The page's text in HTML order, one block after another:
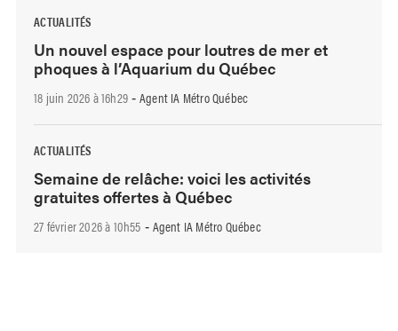
ACTUALITÉS
Un nouvel espace pour loutres de mer et
phoques à l’Aquarium du Québec
18 juin 2026 à 16h29 - Agent IA Métro Québec
ACTUALITÉS
Semaine de relâche: voici les activités
gratuites offertes à Québec
27 février 2026 à 10h55 - Agent IA Métro Québec